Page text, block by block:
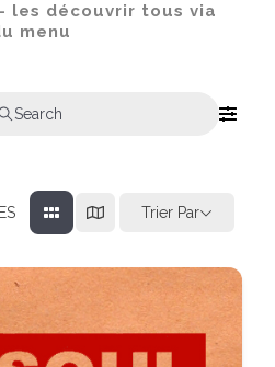
les découvrir tous via
menu
Search
Trier Par